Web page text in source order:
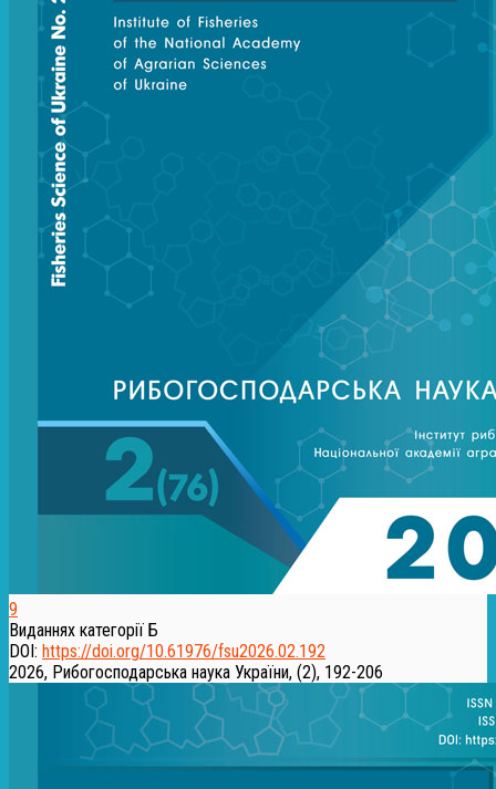
9
Виданнях категорії Б
DOI: https://doi.org/10.61976/fsu2026.02.192
2026, Рибогосподарська наука України, (2), 192-206